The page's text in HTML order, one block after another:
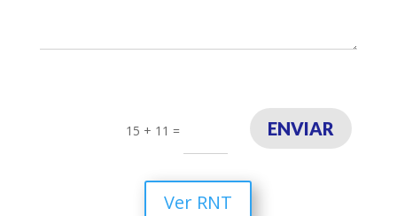
15 + 11 = ENVIAR
Ver RNT